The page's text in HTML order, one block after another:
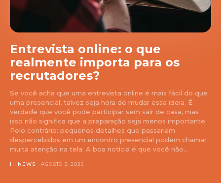
Entrevista online: o que
realmente importa para os
recrutadores?
Se você acha que uma entrevista online é mais fácil do que
uma presencial, talvez seja hora de mudar essa ideia. É
verdade que você pode participar sem sair de casa, mas
isso não significa que a preparação seja menos importante.
Pelo contrário: pequenos detalhes que passariam
despercebidos em um encontro presencial podem chamar
muita atenção na tela. A boa notícia é que você não...
HI NEWS AGOSTO 3, 2026